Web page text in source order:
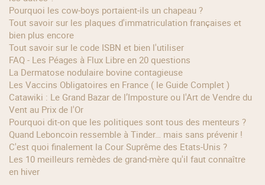
Pourquoi les cow‑boys portaient‑ils un chapeau ?
Tout savoir sur les plaques d'immatriculation françaises et
bien plus encore
Tout savoir sur le code ISBN et bien l'utiliser
FAQ - Les Péages à Flux Libre en 20 questions
La Dermatose nodulaire bovine contagieuse
Les Vaccins Obligatoires en France ( le Guide Complet )
Catawiki : Le Grand Bazar de l’Imposture ou l'Art de Vendre du
Vent au Prix de l'Or
Pourquoi dit-on que les politiques sont tous des menteurs ?
Quand Leboncoin ressemble à Tinder… mais sans prévenir !
C'est quoi finalement la Cour Suprême des Etats-Unis ?
Les 10 meilleurs remèdes de grand-mère qu'il faut connaître
en hiver